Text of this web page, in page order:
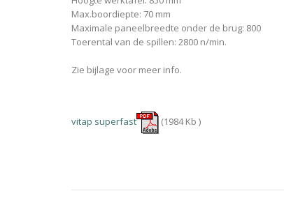
Max.boordiepte: 70 mm
Maximale paneelbreedte onder de brug: 800
Toerental van de spillen: 2800 n/min.
Zie bijlage voor meer info.
vitap superfast (1984 Kb )